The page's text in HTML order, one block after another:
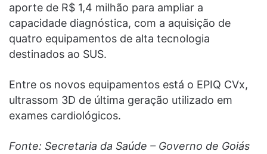
aporte de R$ 1,4 milhão para ampliar a
capacidade diagnóstica, com a aquisição de
quatro equipamentos de alta tecnologia
destinados ao SUS.
Entre os novos equipamentos está o EPIQ CVx,
ultrassom 3D de última geração utilizado em
exames cardiológicos.
Fonte: Secretaria da Saúde – Governo de Goiás